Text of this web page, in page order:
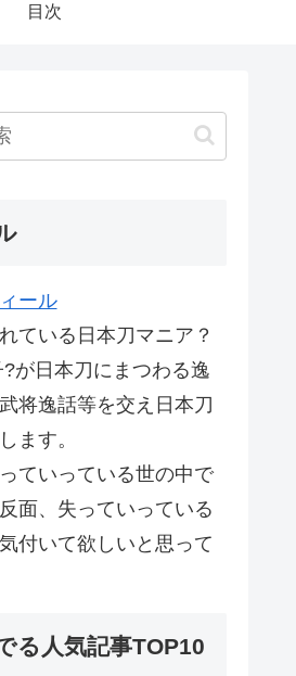
目次
ている日本刀マニア？
が日本刀にまつわる逸
将逸話等を交え日本刀
ます。
ていっている世の中で
面、失っていっている
付いて欲しいと思って
る人気記事TOP10